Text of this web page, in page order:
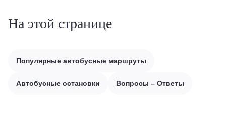
На этой странице
Популярные автобусные маршруты
Автобусные остановки Вопросы – Ответы